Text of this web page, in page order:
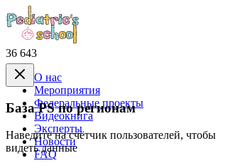
36 643
База PS по регионам
Наведите на счётчик пользователей, чтобы
видеть данные
О нас
Mероприятия
Федеральные проекты
Видеокнига
Эксперты
Новости
FAQ